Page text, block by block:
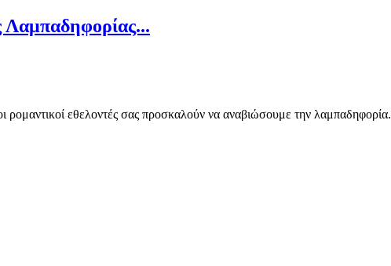
Λαμπαδηφορίας...
εθελοντές σας προσκαλούν να αναβιώσουμε την λαμπαδηφορία.